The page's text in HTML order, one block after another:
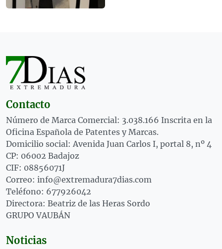
Contacto
Número de Marca Comercial: 3.038.166 Inscrita en la
Oficina Española de Patentes y Marcas.
Domicilio social: Avenida Juan Carlos I, portal 8, nº 4
CP: 06002 Badajoz
CIF: 08856071J
Correo: info@extremadura7dias.com
Teléfono: 677926042
Directora: Beatriz de las Heras Sordo
GRUPO VAUBÁN
Noticias